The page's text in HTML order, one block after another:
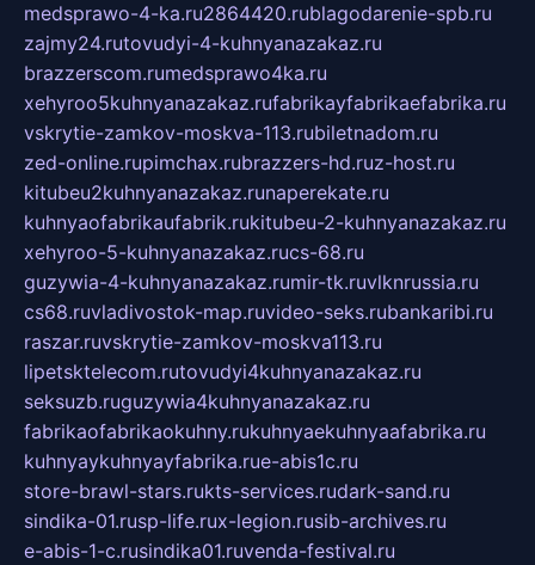
medsprawo-4-ka.ru2864420.rublagodarenie-spb.ru
zajmy24.rutovudyi-4-kuhnyanazakaz.ru
brazzerscom.rumedsprawo4ka.ru
xehyroo5kuhnyanazakaz.rufabrikayfabrikaefabrika.ru
vskrytie-zamkov-moskva-113.rubiletnadom.ru
zed-online.rupimchax.rubrazzers-hd.ruz-host.ru
kitubeu2kuhnyanazakaz.runaperekate.ru
kuhnyaofabrikaufabrik.rukitubeu-2-kuhnyanazakaz.ru
xehyroo-5-kuhnyanazakaz.rucs-68.ru
guzywia-4-kuhnyanazakaz.rumir-tk.ruvlknrussia.ru
cs68.ruvladivostok-map.ruvideo-seks.rubankaribi.ru
raszar.ruvskrytie-zamkov-moskva113.ru
lipetsktelecom.rutovudyi4kuhnyanazakaz.ru
seksuzb.ruguzywia4kuhnyanazakaz.ru
fabrikaofabrikaokuhny.rukuhnyaekuhnyaafabrika.ru
kuhnyaykuhnyayfabrika.rue-abis1c.ru
store-brawl-stars.rukts-services.rudark-sand.ru
sindika-01.rusp-life.rux-legion.rusib-archives.ru
e-abis-1-c.rusindika01.ruvenda-festival.ru